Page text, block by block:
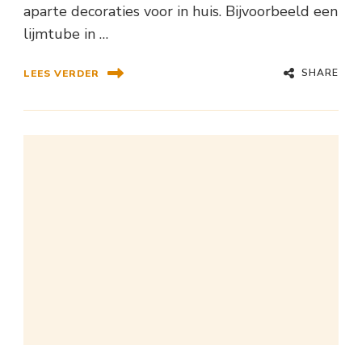
aparte decoraties voor in huis. Bijvoorbeeld een
lijmtube in …
LEES VERDER SHARE